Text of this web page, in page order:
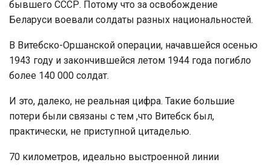
бывшего СССР. Потому что за освобождение
Беларуси воевали солдаты разных национальностей.
В Витебско-Оршанской операции, начавшейся осенью
1943 году и закончившейся летом 1944 года погибло
более 140 000 солдат.
И это, далеко, не реальная цифра. Такие большие
потери были связаны с тем ,что Витебск был,
практически, не приступной цитаделью.
70 километров, идеально выстроенной линии